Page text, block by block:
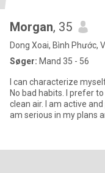
Morgan, 35
Dong Xoai, Bình Phước,
Søger: Mand 35 - 56
I can characterize
No bad habits. I prefer
clean air. I am active
am serious in my plans